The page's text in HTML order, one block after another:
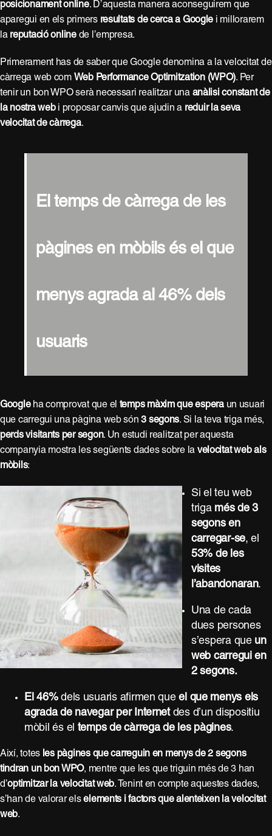
posicionament online. D’aquesta manera aconseguirem que
aparegui en els primers resultats de cerca a Google i millorarem
la reputació onlinede l’empresa.
Primerament has de saber que Google denomina a la velocitat de
càrrega web com Web Performance Optimitzation (WPO). Per
tenir un bon WPO serà necessari realitzar unaanàlisi constant de
la nostra webi proposar canvis que ajudin a reduir la seva
velocitat de càrrega.
El temps de càrrega de les
pàgines en mòbils és el que
menys agrada al 46% dels
usuaris
Googleha comprovat que el temps màxim que esperaun usuari
que carregui una pàgina web són3 segons. Si la teva triga més,
perds visitants per segon. Un estudi realitzat per aquesta
companyia mostra les següents dades sobre la velocitat web als
mòbils:
Si el teu web
trigamés de 3
segons en
carregar-se, el
53% de les
visites
l’abandonaran.
Una de cada
dues persones
s’espera que un
web carregui en
2 segons.
El 46%dels usuaris afirmen queel que menys els
agrada de navegar per Internetdes d’un dispositiu
mòbil és el temps de càrrega de les pàgines.
Així, totes les pàgines que carreguin en menys de 2 segons
tindran un bon WPO, mentre que les que triguin més de 3 han
d’optimitzar la velocitat web. Tenint en compte aquestes dades,
s’han de valorar elselements i factors que alenteixen la velocitat
web.